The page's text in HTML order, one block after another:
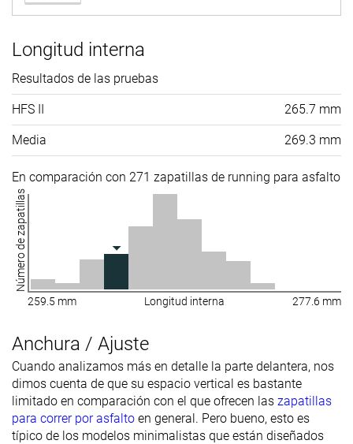
Longitud interna
Resultados de las pruebas
HFS II 265.7 mm
Media 269.3 mm
En comparación con 271 zapatillas de running para asfalto
Número de zapatillas
259.5 mm Longitud interna 277.6 mm
Anchura / Ajuste
Cuando analizamos más en detalle la parte delantera, nos
dimos cuenta de que su espacio vertical es bastante
limitado en comparación con el que ofrecen las zapatillas
para correr por asfalto en general. Pero bueno, esto es
típico de los modelos minimalistas que están diseñados